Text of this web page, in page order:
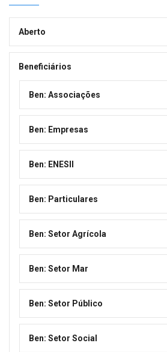
Aberto
Beneficiários
Ben: Associações
Ben: Empresas
Ben: ENESII
Ben: Particulares
Ben: Setor Agrícola
Ben: Setor Mar
Ben: Setor Público
Ben: Setor Social